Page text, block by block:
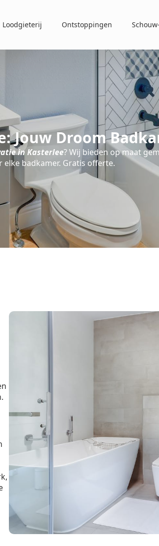
Loodgieterij Ontstoppingen
Jouw Droom
in Kasterlee? Wij bieden op maat
elke badkamer. Gratis offerte.